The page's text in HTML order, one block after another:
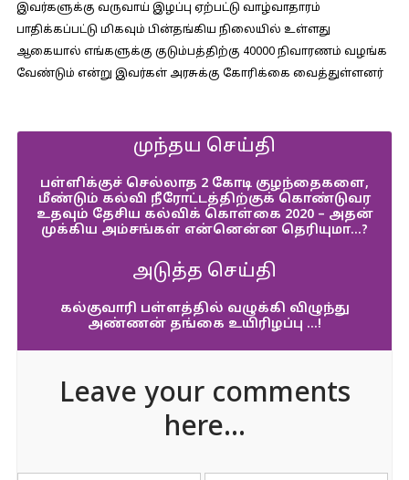
இவர்களுக்கு வருவாய் இழப்பு ஏற்பட்டு வாழ்வாதாரம்
பாதிக்கப்பட்டு மிகவும் பின்தங்கிய நிலையில் உள்ளது
ஆகையால் எங்களுக்கு குடும்பத்திற்கு 40000 நிவாரணம் வழங்க
வேண்டும் என்று இவர்கள் அரசுக்கு கோரிக்கை வைத்துள்ளனர்
முந்தய செய்தி
பள்ளிக்குச் செல்லாத 2 கோடி குழந்தைகளை,
மீண்டும் கல்வி நீரோட்டத்திற்குக் கொண்டுவர
உதவும் தேசிய கல்விக் கொள்கை 2020 – அதன்
முக்கிய அம்சங்கள் என்னென்ன தெரியுமா…?
அடுத்த செய்தி
கல்குவாரி பள்ளத்தில் வழுக்கி விழுந்து
அண்ணன் தங்கை உயிரிழப்பு …!
Leave your comments
here...